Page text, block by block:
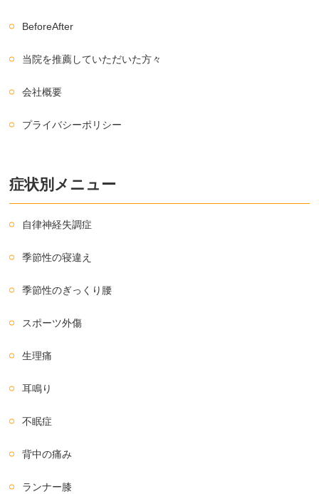
BeforeAfter
当院を推薦していただいた方々
会社概要
プライバシーポリシー
症状別メニュー
自律神経失調症
季節性の寝違え
季節性のぎっくり腰
スポーツ外傷
生理痛
耳鳴り
不眠症
背中の痛み
ランナー膝